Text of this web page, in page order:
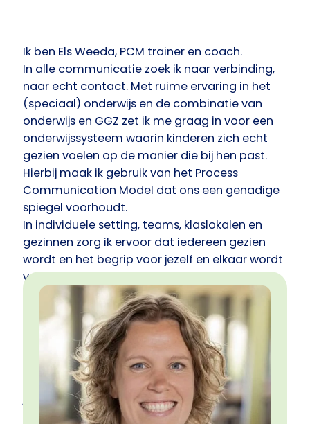
Ik ben Els Weeda, PCM trainer en coach.
In alle communicatie zoek ik naar verbinding,
naar echt contact. Met ruime ervaring in het
(speciaal) onderwijs en de combinatie van
onderwijs en GGZ zet ik me graag in voor een
onderwijssysteem waarin kinderen zich echt
gezien voelen op de manier die bij hen past.
Hierbij maak ik gebruik van het Process
Communication Model dat ons een genadige
spiegel voorhoudt.
In individuele setting, teams, klaslokalen en
gezinnen zorg ik ervoor dat iedereen gezien
wordt en het begrip voor jezelf en elkaar wordt
vergroot. In alle contacten zul je mij
ontmoeten als een betrokken, humoristische
trainer en coach met focus op het onderling
begrip, rust, het zien van kinderen en het
ondersteunen van (pleeg)gezinnen.
Mijn passies zijn rust, verbinding en het samen
zoeken naar tools om deze verbinding met
jezelf en de ander te creëren. Ik zie uit naar een
vindtocht met jou!